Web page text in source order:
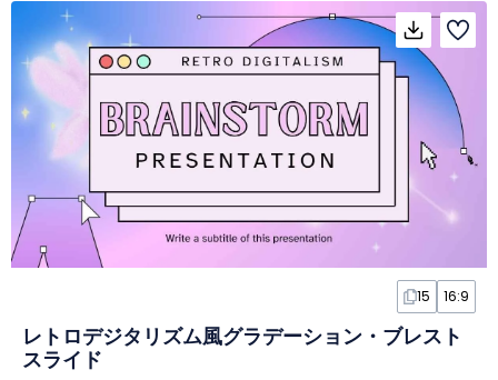
15 16:9
レトロデジタリズム風グラデーション・ブレスト
スライド